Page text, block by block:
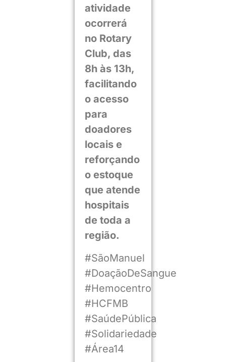
atividade
ocorrerá
no Rotary
Club, das
8h às 13h,
facilitando
o acesso
para
doadores
locais e
reforçando
o estoque
que atende
hospitais
de toda a
região.
#SãoManuel
#DoaçãoDeSangue
#Hemocentro
#HCFMB
#SaúdePública
#Solidariedade
#Área14